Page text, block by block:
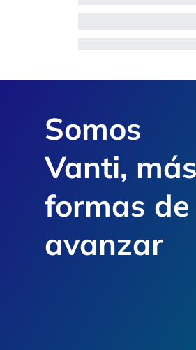
Somos
Vanti, más
formas de
avanzar